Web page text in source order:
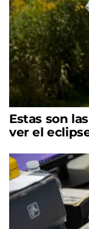
Estas son
ver el